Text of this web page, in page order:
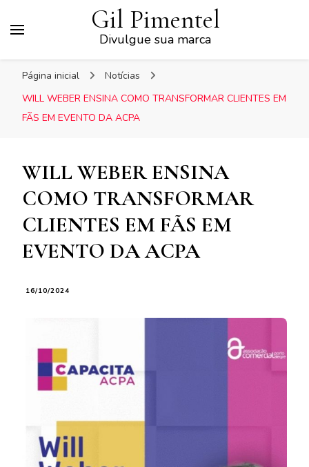
Gil Pimentel
Divulgue sua marca
Página inicial
Notícias
WILL WEBER ENSINA COMO TRANSFORMAR CLIENTES EM
FÃS EM EVENTO DA ACPA
WILL WEBER ENSINA
COMO TRANSFORMAR
CLIENTES EM FÃS EM
EVENTO DA ACPA
16/10/2024